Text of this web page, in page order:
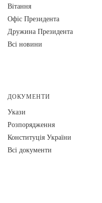
Вiтання
Офіс Президента
Дружина Президента
Всі новини
ДОКУМЕНТИ
Укази
Розпорядження
Конституція України
Всі документи